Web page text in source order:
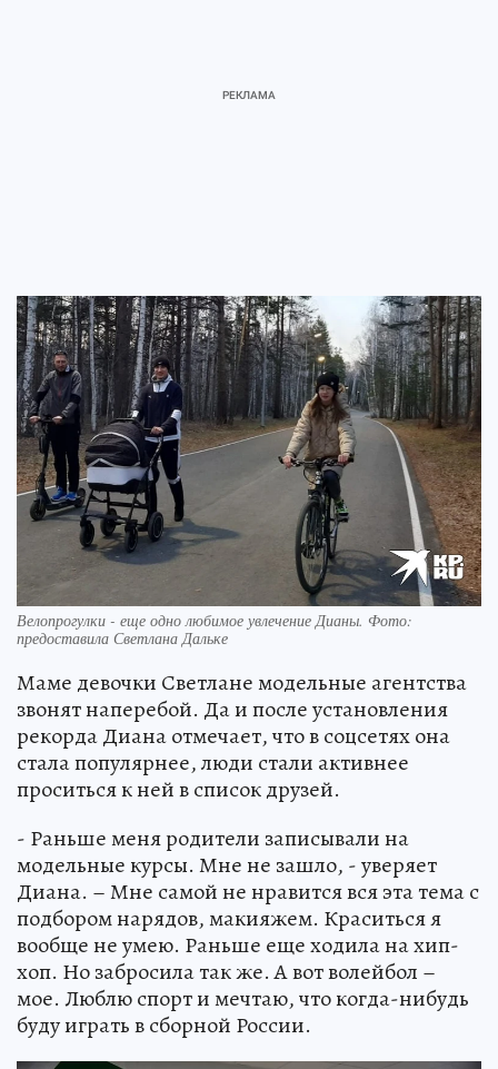
Велопрогулки - еще одно любимое увлечение Дианы. Фото:
предоставила Светлана Дальке
Маме девочки Светлане модельные агентства
звонят наперебой. Да и после установления
рекорда Диана отмечает, что в соцсетях она
стала популярнее, люди стали активнее
проситься к ней в список друзей.
- Раньше меня родители записывали на
модельные курсы. Мне не зашло, - уверяет
Диана. – Мне самой не нравится вся эта тема с
подбором нарядов, макияжем. Краситься я
вообще не умею. Раньше еще ходила на хип-
хоп. Но забросила так же. А вот волейбол –
мое. Люблю спорт и мечтаю, что когда-нибудь
буду играть в сборной России.